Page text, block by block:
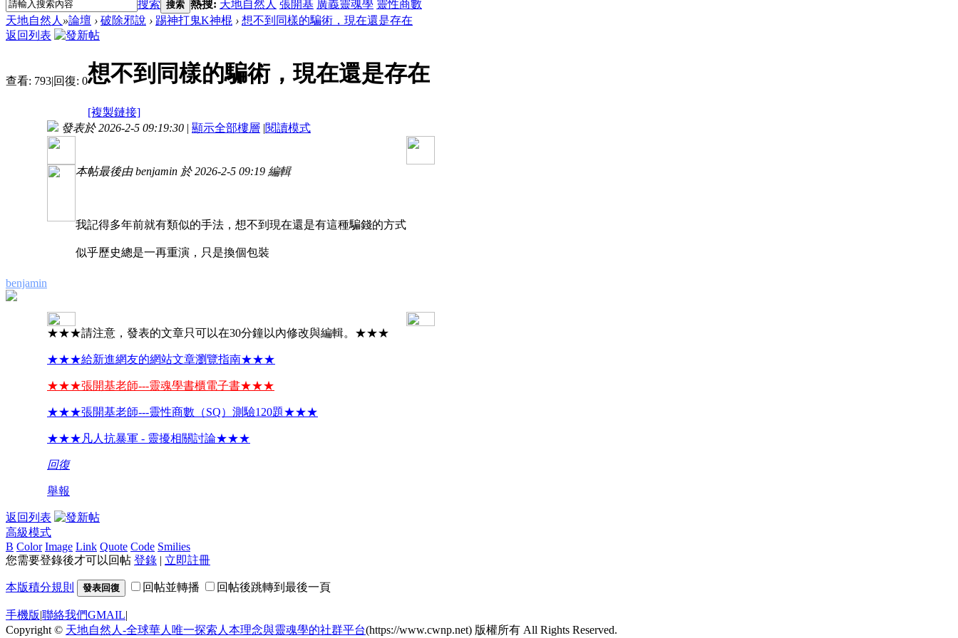
搜索 搜索 熱搜: 天地自然人 張開基 廣義靈魂學 靈性商數
天地自然人 »論壇 › 破除邪說 › 踢神打鬼K神棍 › 想不到同樣的騙術，現在還是存在
返回列表
查看: 793|回復: 0想不到同樣的騙術，現在還是存在
[複製鏈接]
benjamin
發表於 2026-2-5 09:19:30 | 顯示全部樓層 |閱讀模式
本帖最後由 benjamin 於 2026-2-5 09:19 編輯
我記得多年前就有類似的手法，想不到現在還是有這種騙錢的方式
似乎歷史總是一再重演，只是換個包裝
★★★請注意，發表的文章只可以在30分鐘以內修改與編輯。★★★
★★★給新進網友的網站文章瀏覽指南★★★
★★★張開基老師---靈魂學書櫃電子書★★★
★★★張開基老師---靈性商數（SQ）測驗120題★★★
★★★凡人抗暴軍 - 靈擾相關討論★★★
回復
舉報
返回列表
高級模式
B Color Image Link Quote Code Smilies
您需要登錄後才可以回帖 登錄 | 立即註冊
本版積分規則 發表回復 回帖並轉播 回帖後跳轉到最後一頁
手機版|聯絡我們GMAIL|
Copyright © 天地自然人-全球華人唯一探索人本理念與靈魂學的社群平台(https://www.cwnp.net) 版權所有 All Rights Reserved.